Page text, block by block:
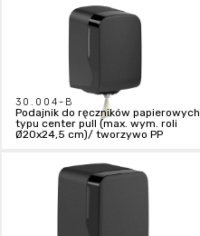
30.004-B
Podajnik do ręczników papierowych
typu center pull (max. wym. roli
Ø20x24,5 cm)/ tworzywo PP